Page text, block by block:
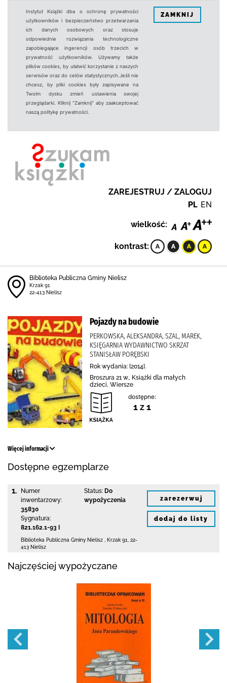
Instytut Książki dba o ochronę prywatności
użytkowników i bezpieczeństwo przetwarzania
ich danych osobowych oraz stosuje
odpowiednie rozwiązania technologiczne
zapobiegające ingerencji osób trzecich w
prywatność użytkowników. Używamy także
plików cookies, by ułatwić korzystanie z naszych
serwisów oraz do celów statystycznych.Jeśli nie
chcesz, by pliki cookies były zapisywane na
Twoim dysku zmień ustawienia swojej
przeglądarki. Kliknij "Zamknij" aby zaakceptować
naszą politykę prywatności.
ZAMKNIJ
ZAREJESTRUJ / ZALOGUJ
PL EN
wielkość:
kontrast:
Biblioteka Publiczna Gminy Nielisz
Krzak 91
22-413 Nielisz
Pojazdy na budowie
PERKOWSKA, ALEKSANDRA, SZAL, MAREK,
KSIĘGARNIA WYDAWNICTWO SKRZAT
STANISŁAW PORĘBSKI
Rok wydania: [2014].
Broszura 21 w., Książki dla małych
dzieci, Wiersze
dostępne:
1 z 1
Więcej informacji
Dostępne egzemplarze
1.
Numer
inwentarzowy:
35830
Sygnatura:
821.162.1-93 I
Status: Do
wypożyczenia
Biblioteka Publiczna Gminy Nielisz Krzak 91
22-
413 Nielisz
zarezerwuj
dodaj do listy
Najczęściej wypożyczane